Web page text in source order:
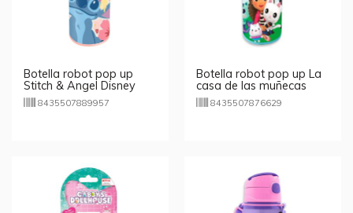
Botella robot pop up
Stitch & Angel Disney
600ml
8435507889957
Botella robot pop up La
casa de las muñecas
Gabby 600ml
8435507876629